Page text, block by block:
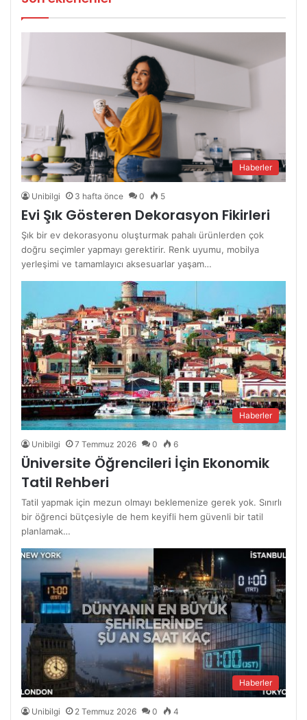
Haberler
Unibilgi 3 hafta önce 0 5
Evi Şık Gösteren Dekorasyon Fikirleri
Şık bir ev dekorasyonu oluşturmak pahalı ürünlerden çok
doğru seçimler yapmayı gerektirir. Renk uyumu, mobilya
yerleşimi ve tamamlayıcı aksesuarlar yaşam…
Haberler
Unibilgi 7 Temmuz 2026 0 6
Üniversite Öğrencileri İçin Ekonomik
Tatil Rehberi
Tatil yapmak için mezun olmayı beklemenize gerek yok. Sınırlı
bir öğrenci bütçesiyle de hem keyifli hem güvenli bir tatil
planlamak…
Haberler
Unibilgi 2 Temmuz 2026 0 4